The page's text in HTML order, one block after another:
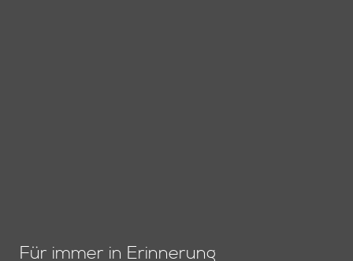
Für immer in Erinnerung